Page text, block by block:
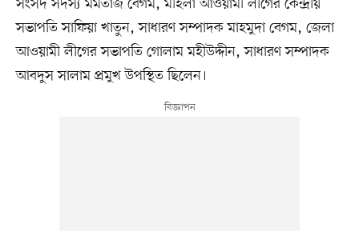
সংসদ সদস্য মমতাজ বেগম, মহিলা আওয়ামী লীগের কেন্দ্রীয়
সভাপতি সাফিয়া খাতুন, সাধারণ সম্পাদক মাহমুদা বেগম, জেলা
আওয়ামী লীগের সভাপতি গোলাম মহীউদ্দীন, সাধারণ সম্পাদক
আবদুস সালাম প্রমুখ উপস্থিত ছিলেন।